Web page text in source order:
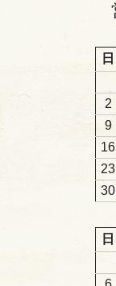
日
2
9
16
23
30
日